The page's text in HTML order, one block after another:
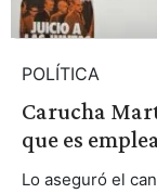
POLÍTICA
Carucha
que es
Lo aseguró el